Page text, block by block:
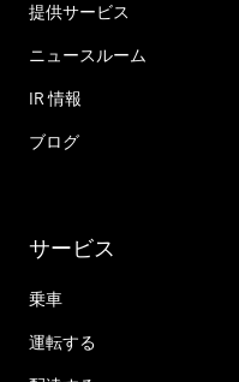
提供サービス
ニュースルーム
IR 情報
ブログ
サービス
乗車
運転する